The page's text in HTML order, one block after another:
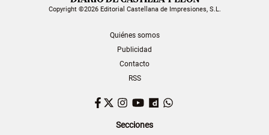
Copyright ©2026 Editorial Castellana de Impresiones, S.L.
Quiénes somos
Publicidad
Contacto
RSS
Facebook
TwitterInstagram
YouTubeDailymotion
Secciones